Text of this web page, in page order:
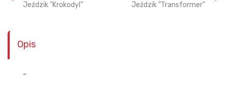
Jeździk "Krokodyl" Jeździk "Transformer"
Opis
-